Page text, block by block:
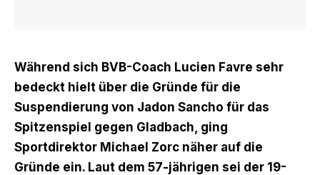
Während sich BVB-Coach Lucien Favre sehr
bedeckt hielt über die Gründe für die
Suspendierung von Jadon Sancho für das
Spitzenspiel gegen Gladbach, ging
Sportdirektor Michael Zorc näher auf die
Gründe ein. Laut dem 57-jährigen sei der 19-